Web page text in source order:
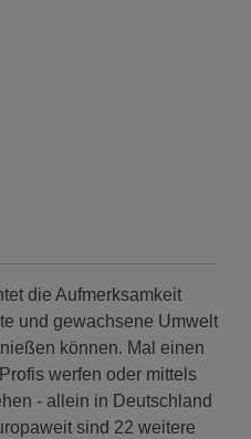
die Aufmerksamkeit
und gewachsene Umwelt
können. Mal einen
werfen oder mittels
- allein in Deutschland
sind 22 weitere